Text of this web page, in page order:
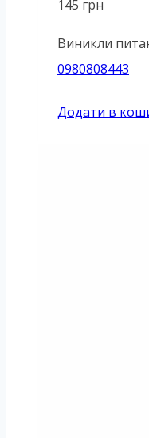
145 грн
Виникли
0980808443
Додати в